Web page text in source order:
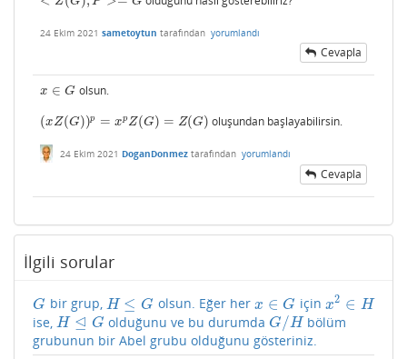
24 Ekim 2021 sametoytun tarafından yorumlandı
Cevapla
x ∈ G
x∈G
olsun.
(xZ(G))p = xpZ(G) = Z(G)
(xZ(G))p=xp Z(G)=Z(G) oluşundan başlayabilirsin.
24 Ekim 2021 DoganDonmez tarafından yorumlandı
Cevapla
İlgili sorular
G
G bir grup, H ≤ G
H≤ G olsun. Eğer her x ∈ G
x∈G için x2 ∈ H
x2∈H
ise, H ⊴ G
H⊴G olduğunu ve bu durumda G/H
G/H
bölüm
grubunun bir Abel grubu olduğunu gösteriniz.